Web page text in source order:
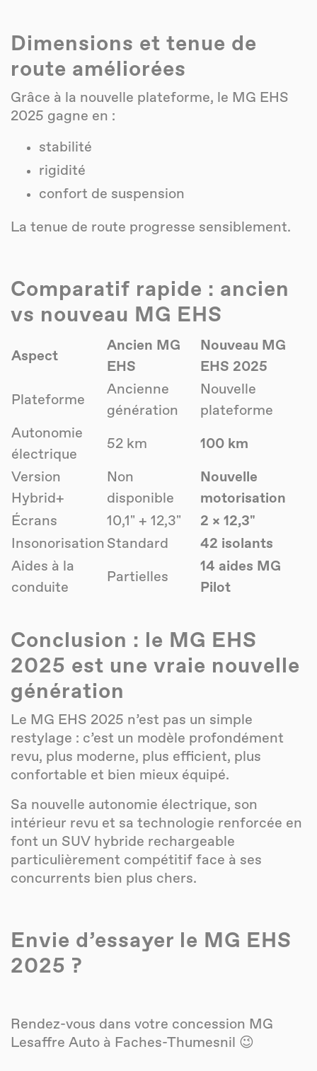
Dimensions et tenue de
route améliorées
Grâce à la nouvelle plateforme, le MG EHS
2025 gagne en :
stabilité
rigidité
confort de suspension
La tenue de route progresse sensiblement.
Comparatif rapide : ancien
vs nouveau MG EHS
Aspect
Ancien MG
EHS
Nouveau MG
EHS 2025
Plateforme
Ancienne
génération
Nouvelle
plateforme
Autonomie
électrique
52 km 100 km
Version
Hybrid+
Non
disponible
Nouvelle
motorisation
Écrans
10,1" + 12,3"
2 × 12,3"
Insonorisation Standard
42 isolants
Aides à la
conduite
Partielles
14 aides MG
Pilot
Conclusion : le MG EHS
2025 est une vraie nouvelle
génération
Le MG EHS 2025 n’est pas un simple
restylage : c’est un modèle profondément
revu, plus moderne, plus efficient, plus
confortable et bien mieux équipé.
Sa nouvelle autonomie électrique, son
intérieur revu et sa technologie renforcée en
font un SUV hybride rechargeable
particulièrement compétitif face à ses
concurrents bien plus chers.
Envie d’essayer le MG EHS
2025 ?
Rendez-vous dans votre concession MG
Lesaffre Auto à Faches-Thumesnil 😉